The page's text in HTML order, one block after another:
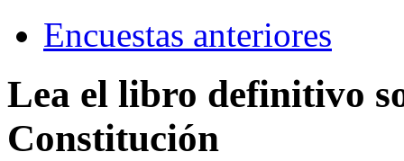
Encuestas anteriores
Lea el libro definitivo
Constitución